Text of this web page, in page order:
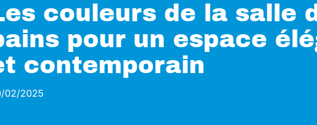
couleurs de la salle
pour un espace
contemporain
02/2025